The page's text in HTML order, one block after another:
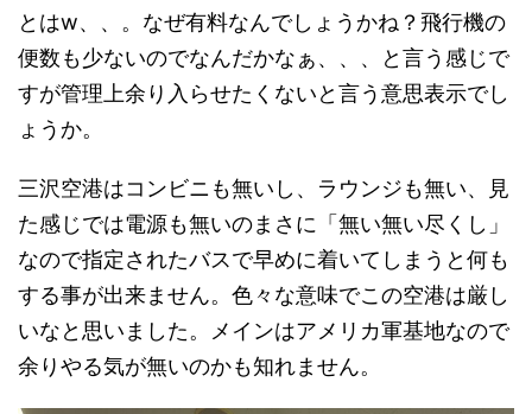
とはw、、。なぜ有料なんでしょうかね？飛行機の
便数も少ないのでなんだかなぁ、、、と言う感じで
すが管理上余り入らせたくないと言う意思表示でし
ょうか。
三沢空港はコンビニも無いし、ラウンジも無い、見
た感じでは電源も無いのまさに「無い無い尽くし」
なので指定されたバスで早めに着いてしまうと何も
する事が出来ません。色々な意味でこの空港は厳し
いなと思いました。メインはアメリカ軍基地なので
余りやる気が無いのかも知れません。